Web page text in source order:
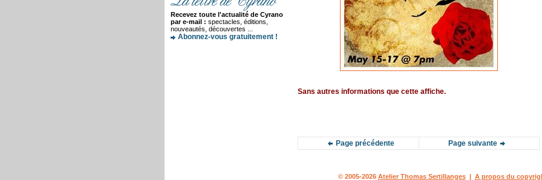
Recevez toute l'actualité de Cyrano
par e-mail : spectacles, éditions,
nouveautés, découvertes ...
Abonnez-vous gratuitement !
Sans autres informations que cette affiche.
Page précédente Page suivante
© 2005-2026 Atelier Thomas Sertillanges| A propos du